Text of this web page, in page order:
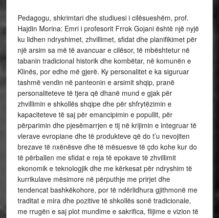
Pedagogu, shkrimtari dhe studiuesi i cilësueshëm, prof.
Hajdin Morina: Emri i profesorit Frrok Gojani është një nyjë
ku lidhen ndryshimet, zhvillimet, sfidat dhe planifikimet për
një arsim sa më të avancuar e cilësor, të mbështetur në
tabanin tradicional historik dhe kombëtar, në komunën e
Klinës, por edhe më gjerë. Ky personalitet e ka siguruar
tashmë vendin në panteonin e arsimit shqip, pranë
personaliteteve të tjera që dhanë mund e gjak për
zhvillimin e shkollës shqipe dhe për shfrytëzimin e
kapaciteteve të saj për emancipimin e popullit, për
përparimin dhe pjesëmarrjen e tij në krijimin e integruar të
vlerave evropiane dhe të produkteve që do t’u nevojiten
brezave të nxënësve dhe të mësuesve të çdo kohe kur do
të përballen me sfidat e reja të epokave të zhvillimit
ekonomik e teknologjik dhe me kërkesat për ndryshim të
kurrikulave mësimore në përputhje me prirjet dhe
tendencat bashkëkohore, por të ndërlidhura gjithmonë me
traditat e mira dhe pozitive të shkollës sonë tradicionale,
me rrugën e saj plot mundime e sakrifica, flijime e vizion të